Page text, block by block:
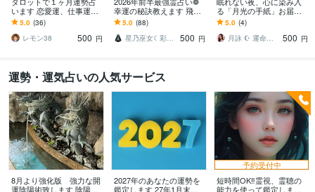
います 恋愛運、仕事運・
使命、お金の流れ、人間
関係、心と身体の状態
5.0 (36)
レモン38
500 円
幸運の秘訣教えます 飛躍
前進の午年☸今から効く
あなた専用の言葉の御守
りを授けます
5.0 (88)
星乃巫女☾彩雲うら
500 円
る「月光の手紙」お届け
します 前を向かなくてい
い。月の雫のようにあな
たを潤す、今夜のお守り
5.0 (4)
月詠 ☪︎ 運命図書館の司書
500 円
運勢・運気占いの人気サービス
8月より強化版 強力な開
運陰陽術致します 陰陽師
2027年のあなたの運勢を
鑑定します 27年1月末日
予約受付中
短時間OK‼︎霊視、霊聴の
能力を使って鑑定します